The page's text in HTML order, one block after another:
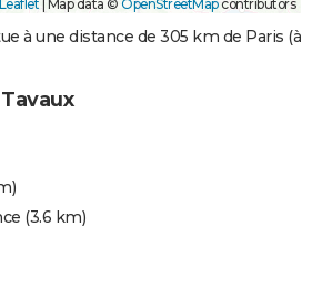
Leaflet Map data © OpenStreetMapcontributors
à une distance de 305 km de Paris (à
(3.6 km)